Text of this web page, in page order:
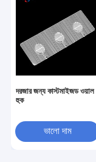
দরজার জন্য কাস্টমাইজড ওয়াল
হুক
ভালো দাম